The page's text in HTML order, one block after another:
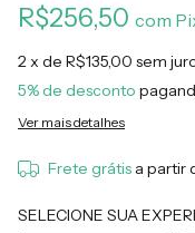
R$256,50 com
2x de R$135,00 sem
5% de desconto
Ver mais detalhes
Frete grátis a partir
SELECIONE SUA